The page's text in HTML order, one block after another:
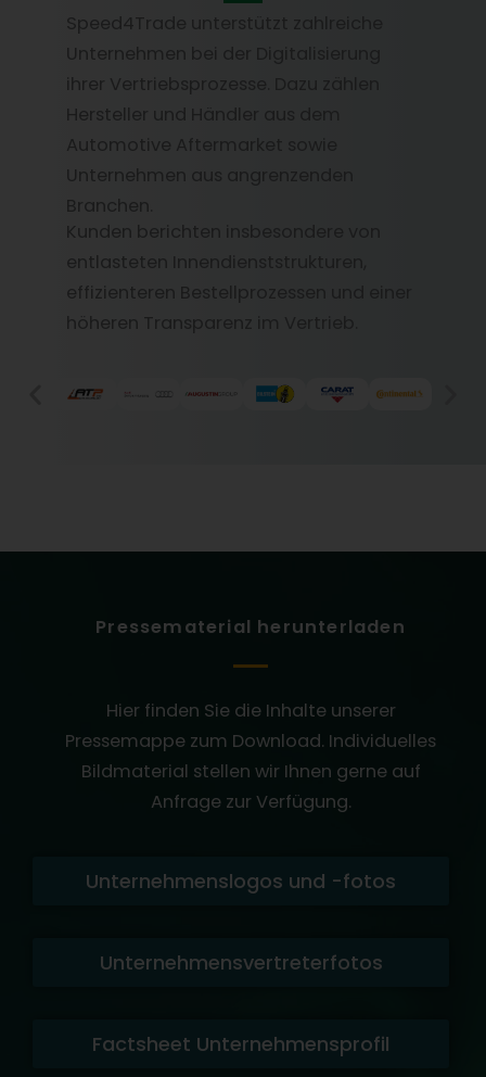
Speed4Trade unterstützt zahlreiche
Unternehmen bei der Digitalisierung
ihrer Vertriebsprozesse. Dazu zählen
Hersteller und Händler aus dem
Automotive Aftermarket sowie
Unternehmen aus angrenzenden
Branchen.
Kunden berichten insbesondere von
entlasteten Innendienststrukturen,
effizienteren Bestellprozessen und einer
höheren Transparenz im Vertrieb.
Pressematerial herunterladen
Hier finden Sie die Inhalte unserer
Pressemappe zum Download. Individuelles
Bildmaterial stellen wir Ihnen gerne auf
Anfrage zur Verfügung.
Unternehmenslogos und -fotos
Unternehmensvertreterfotos
Factsheet Unternehmensprofil